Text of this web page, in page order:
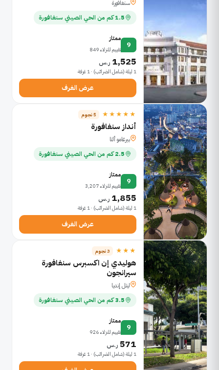
سنغافورة
1.5 كم من الحي الصيني سنغافورة
9
ممتاز
تقييم للنزلاء 849
1,525 ر.س
1 ليلة (شامل الضرائب) · 1 غرفة
عرض الغرف
★★★★★ 5 نجوم
أنداز سنغافورة
بيرغامو ألتا
2.5 كم من الحي الصيني سنغافورة
9
ممتاز
تقييم للنزلاء 3,207
1,855 ر.س
1 ليلة (شامل الضرائب) · 1 غرفة
عرض الغرف
★★★ 3 نجوم
هوليدي إن اكسبرس سنغافورة
سيرانجون
ليتل إنديا
3.5 كم من الحي الصيني سنغافورة
9
ممتاز
تقييم للنزلاء 926
571 ر.س
1 ليلة (شامل الضرائب) · 1 غرفة